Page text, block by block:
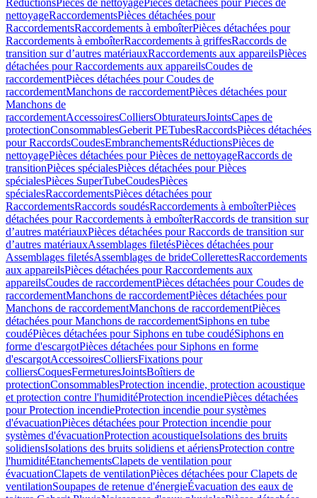
RéductionsPièces de nettoyagePièces détachées pour Pièces de
nettoyageRaccordementsPièces détachées pour
RaccordementsRaccordements à emboîterPièces détachées pour
Raccordements à emboîterRaccordements à griffesRaccords de
transition sur d’autres matériauxRaccordements aux appareilsPièces
détachées pour Raccordements aux appareilsCoudes de
raccordementPièces détachées pour Coudes de
raccordementManchons de raccordementPièces détachées pour
Manchons de
raccordementAccessoiresColliersObturateursJointsCapes de
protectionConsommablesGeberit PETubesRaccordsPièces détachées
pour RaccordsCoudesEmbranchementsRéductionsPièces de
nettoyagePièces détachées pour Pièces de nettoyageRaccords de
transitionPièces spécialesPièces détachées pour Pièces
spécialesPièces SuperTubeCoudesPièces
spécialesRaccordementsPièces détachées pour
RaccordementsRaccords soudésRaccordements à emboîterPièces
détachées pour Raccordements à emboîterRaccords de transition sur
d’autres matériauxPièces détachées pour Raccords de transition sur
d’autres matériauxAssemblages filetésPièces détachées pour
Assemblages filetésAssemblages de brideCollerettesRaccordements
aux appareilsPièces détachées pour Raccordements aux
appareilsCoudes de raccordementPièces détachées pour Coudes de
raccordementManchons de raccordementPièces détachées pour
Manchons de raccordementManchons de raccordementPièces
détachées pour Manchons de raccordementSiphons en tube
coudéPièces détachées pour Siphons en tube coudéSiphons en
forme d'escargotPièces détachées pour Siphons en forme
d'escargotAccessoiresColliersFixations pour
colliersCoquesFermeturesJointsBoîtiers de
protectionConsommablesProtection incendie, protection acoustique
et protection contre l'humiditéProtection incendiePièces détachées
pour Protection incendieProtection incendie pour systèmes
d'évacuationPièces détachées pour Protection incendie pour
systèmes d'évacuationProtection acoustiqueIsolations des bruits
solidiensIsolations des bruits solidiens et aériensProtection contre
l'humiditéEtanchementsClapets de ventilation pour
évacuationClapets de ventilationPièces détachées pour Clapets de
ventilationSoupapes de retenue d'énergieÉvacuation des eaux de